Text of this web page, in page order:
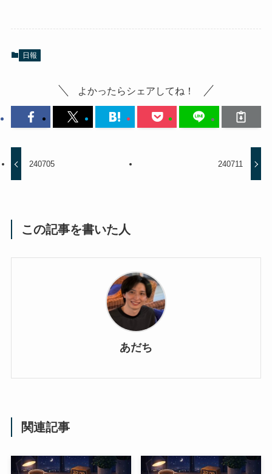
日報
よかったらシェアしてね！
240705 240711
この記事を書いた人
あだち
関連記事